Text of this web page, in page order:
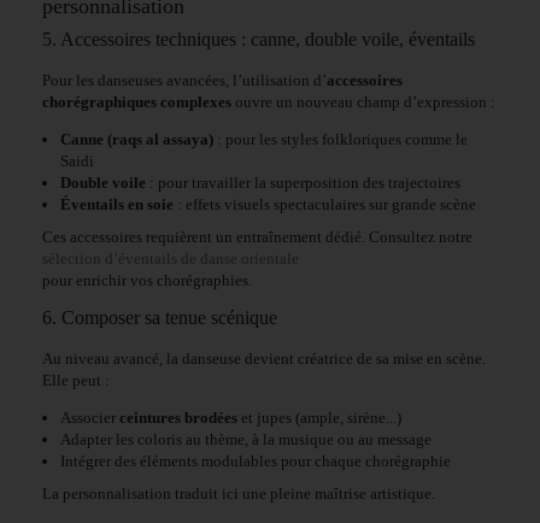
personnalisation
5. Accessoires techniques : canne, double voile, éventails
Pour les danseuses avancées, l’utilisation d’accessoires
chorégraphiques complexes ouvre un nouveau champ d’expression :
Canne (raqs al assaya) : pour les styles folkloriques comme le
Saidi
Double voile : pour travailler la superposition des trajectoires
Éventails en soie : effets visuels spectaculaires sur grande scène
Ces accessoires requièrent un entraînement dédié. Consultez notre
sélection d’éventails de danse orientale
pour enrichir vos chorégraphies.
6. Composer sa tenue scénique
Au niveau avancé, la danseuse devient créatrice de sa mise en scène.
Elle peut :
Associer ceintures brodées et jupes (ample, sirène...)
Adapter les coloris au thème, à la musique ou au message
Intégrer des éléments modulables pour chaque chorégraphie
La personnalisation traduit ici une pleine maîtrise artistique.